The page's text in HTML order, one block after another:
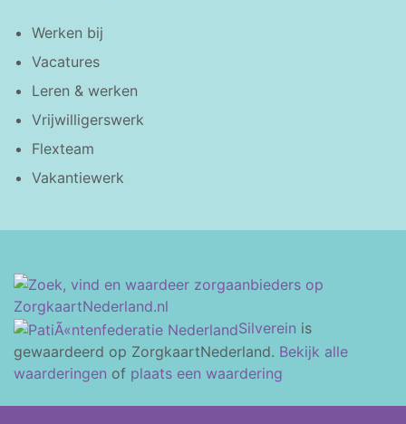
Werken bij
Vacatures
Leren & werken
Vrijwilligerswerk
Flexteam
Vakantiewerk
Silverein is
gewaardeerd op ZorgkaartNederland. Bekijk alle
waarderingen of plaats een waardering